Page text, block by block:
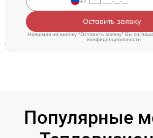
Оставить заявку
Нажимая на кнопку "Оставить заявку" Вы
конфиденциальности
Популярные